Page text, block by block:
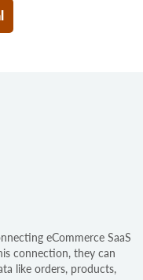
eCommerce SaaS
connection, they can
like orders, products,